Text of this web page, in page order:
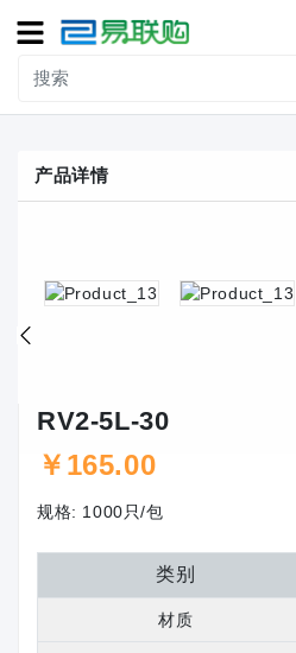
导
航
接线端子
联系我们
产品详情
RV2-5L-30
￥ 165.00
规格: 1000只/包
类别
材质